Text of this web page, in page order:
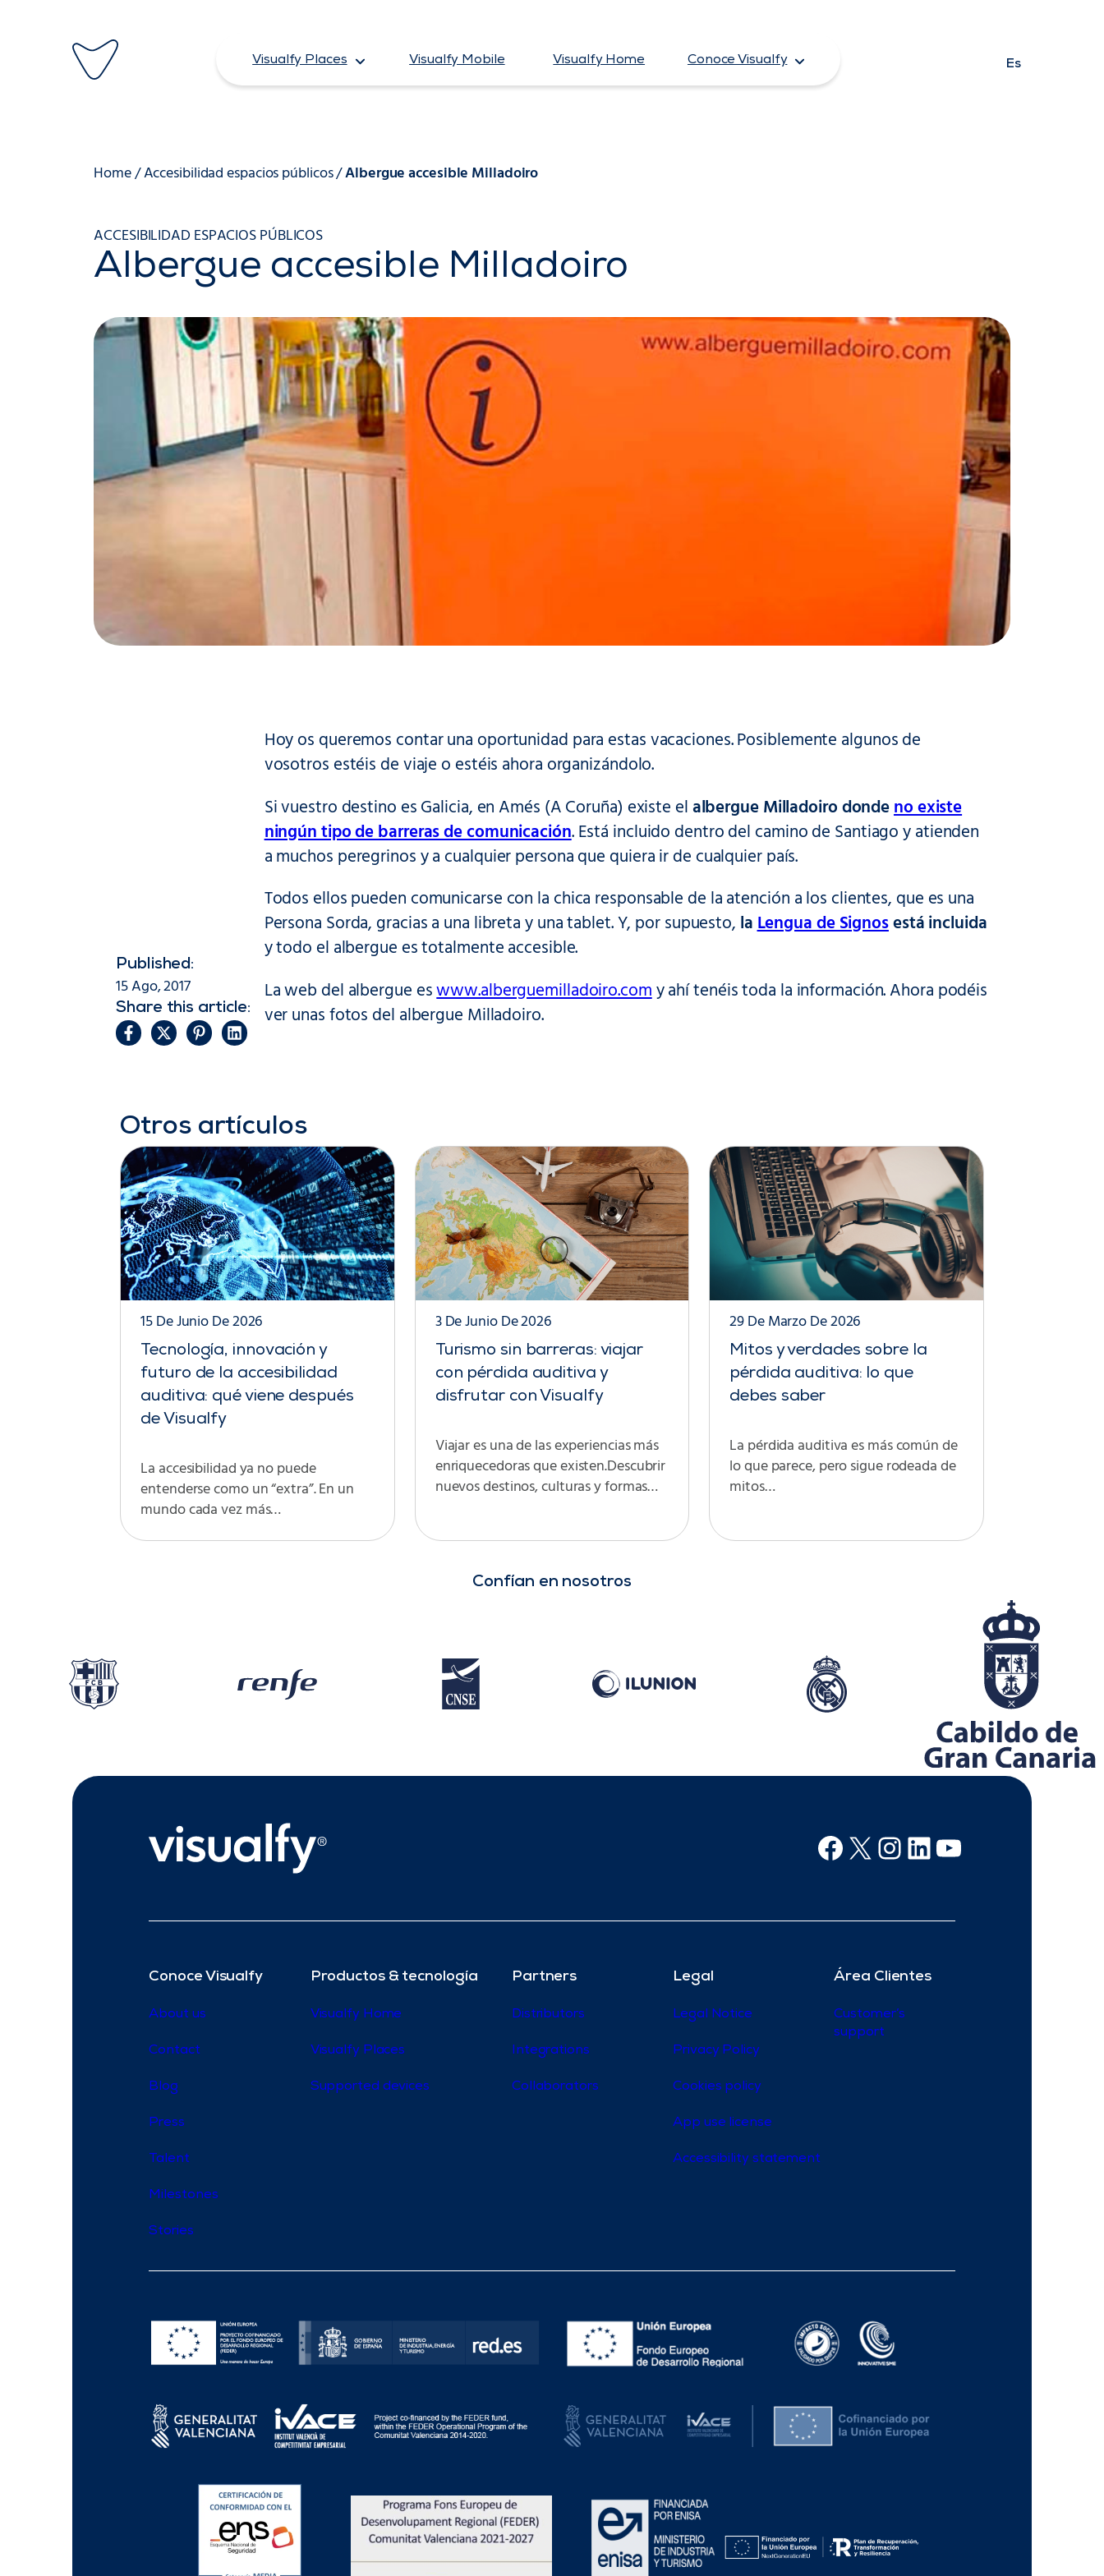
contenido
Visualfy Places Visualfy Mobile Visualfy Home Conoce Visualfy Es
Home/Accesibilidad espacios públicos/Albergue accesible Milladoiro
ACCESIBILIDAD ESPACIOS PÚBLICOS
Albergue accesible Milladoiro
Published:
15 Ago, 2017
Share this article:
Hoy os queremos contar una oportunidad para estas vacaciones. Posiblemente algunos de
vosotros estéis de viaje o estéis ahora organizándolo.
Si vuestro destino es Galicia, en Amés (A Coruña) existe elalbergue Milladoiro dondeno existe
ningún tipo de barreras de comunicación. Está incluido dentro del camino de Santiago y atienden
a muchos peregrinos y a cualquier persona que quiera ir de cualquier país.
Todos ellos pueden comunicarse con la chica responsable de la atención a los clientes, que es una
Persona Sorda, gracias a una libreta y una tablet. Y, por supuesto, laLengua de Signosestá incluida
y todo el albergue es totalmente accesible.
La web del albergue eswww.alberguemilladoiro.comy ahí tenéis toda la información. Ahora podéis
ver unas fotos del albergue Milladoiro.
Otros artículos
Tecnología, innovación y
futuro de la accesibilidad
auditiva: qué viene después
de Visualfy
15 De Junio De 2026
La accesibilidad ya no puede
entenderse como un “extra”. En un
mundo cada vez más…
Turismo sin barreras: viajar
con pérdida auditiva y
disfrutar con Visualfy
3 De Junio De 2026
Viajar es una de las experiencias más
enriquecedoras que existen.Descubrir
nuevos destinos, culturas y formas…
Mitos y verdades sobre la
pérdida auditiva: lo que
debes saber
29 De Marzo De 2026
La pérdida auditiva es más común de
lo que parece, pero sigue rodeada de
mitos…
Confían en nosotros
Facebook
X Instagram
Linkedin
Youtube
Conoce Visualfy
About us
Contact
Blog
Press
Talent
Milestones
Stories
Productos & tecnología
Visualfy Home
Visualfy Places
Supported devices
Partners
Distributors
Integrations
Collaborators
Legal
Legal Notice
Privacy Policy
Cookies policy
App use license
Accessibility statement
Área Clientes
Customer’s
support